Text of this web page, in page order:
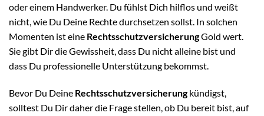
oder einem Handwerker. Du fühlst Dich hilflos und weißt
nicht, wie Du Deine Rechte durchsetzen sollst. In solchen
Momenten ist eine RechtsschutzversicherungGold wert.
Sie gibt Dir die Gewissheit, dass Du nicht alleine bist und
dass Du professionelle Unterstützung bekommst.
Bevor Du Deine Rechtsschutzversicherungkündigst,
solltest Du Dir daher die Frage stellen, ob Du bereit bist, auf